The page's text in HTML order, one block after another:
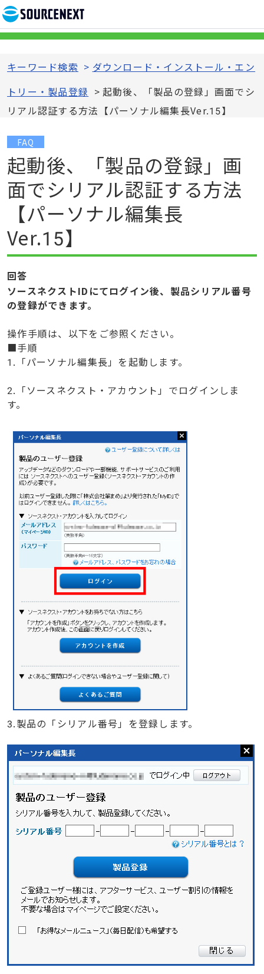
キーワード検索 > ダウンロード・インストール・エン
トリー・製品登録 > 起動後、「製品の登録」画面でシ
リアル認証する方法【パーソナル編集長Ver.15】
FAQ
起動後、「製品の登録」画
面でシリアル認証する方法
【パーソナル編集長
Ver.15】
回答
ソースネクストIDにてログイン後、製品シリアル番号
の登録ができます。
操作手順は、以下をご参照ください。
■手順
1.「パーソナル編集長」を起動します。
2.「ソースネクスト・アカウント」でログインしま
す。
3.製品の「シリアル番号」を登録します。